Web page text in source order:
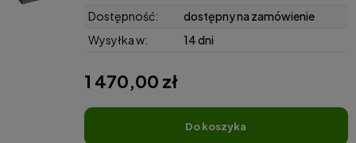
Dostępność:
dostępny na zamówienie
Wysyłka w:
14 dni
1 470,00 zł
do koszyka